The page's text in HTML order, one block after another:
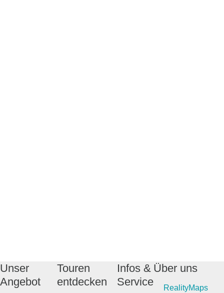
Unser
Angebot
Touren
entdecken
Infos &
Service
Über uns
RealityMaps